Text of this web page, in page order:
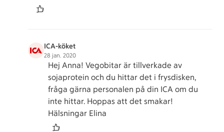
ICA-köket
28 jan. 2020
Hej Anna! Vegobitar är tillverkade av
sojaprotein och du hittar det i frysdisken,
fråga gärna personalen på din ICA om du
inte hittar. Hoppas att det smakar!
Hälsningar Elina